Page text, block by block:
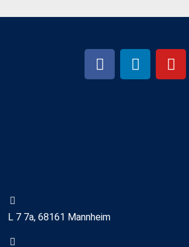
L 7 7a, 68161 Mannheim